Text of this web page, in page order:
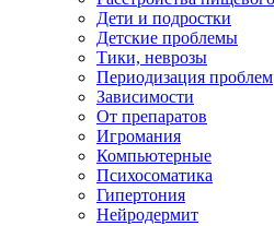
Дети и подростки
Детские проблемы
Тики, неврозы
Периодизация проблем
Зависимости
От препаратов
Игромания
Компьютерные
Психосоматика
Гипертония
Нейродермит